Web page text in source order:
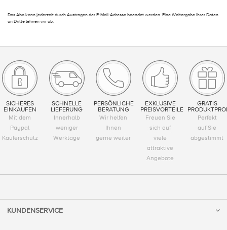
Das Abo kann jederzeit durch Austragen der E-Mail-Adresse beendet werden. Eine Weitergabe Ihrer Daten
an Dritte lehnen wir ab.
SICHERES
EINKAUFEN
Mit dem
Paypal
Käuferschutz
SCHNELLE
LIEFERUNG
Innerhalb
weniger
Werktage
PERSÖNLICHE
BERATUNG
Wir helfen
Ihnen
gerne weiter
EXKLUSIVE
PREISVORTEILE
Freuen Sie
sich auf
viele
attraktive
Angebote
GRATIS
Perfekt
auf Sie
abgestimmt
KUNDENSERVICE